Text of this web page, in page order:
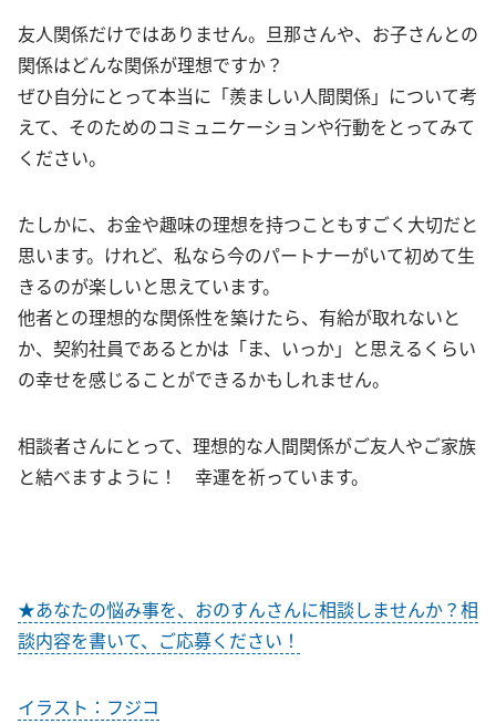
友人関係だけではありません。旦那さんや、お子さんとの
関係はどんな関係が理想ですか？
ぜひ自分にとって本当に「羨ましい人間関係」について考
えて、そのためのコミュニケーションや行動をとってみて
ください。
たしかに、お金や趣味の理想を持つこともすごく大切だと
思います。けれど、私なら今のパートナーがいて初めて生
きるのが楽しいと思えています。
他者との理想的な関係性を築けたら、有給が取れないと
か、契約社員であるとかは「ま、いっか」と思えるくらい
の幸せを感じることができるかもしれません。
相談者さんにとって、理想的な人間関係がご友人やご家族
と結べますように！ 幸運を祈っています。
★あなたの悩み事を、おのすんさんに相談しませんか？相
談内容を書いて、ご応募ください！
イラスト：フジコ